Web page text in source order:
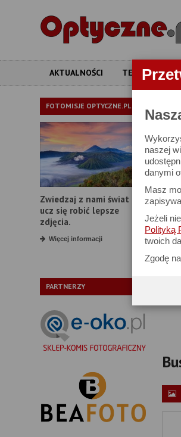
naszej
danymi
Masz
Jeżeli
Polityką
twoich
Zgodę
AKTUALNOŚCI TESTY
FOTOMISJE OPTYCZNE.PL
Zwiedzaj z nami świat i
ucz się robić lepsze
zdjęcia.
Więcej informacji
PARTNERZY
W